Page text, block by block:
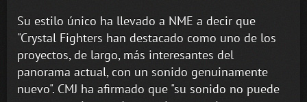
Su estilo único ha llevado a NME a decir que
"Crystal Fighters han destacado como uno de los
proyectos, de largo, más interesantes del
panorama actual, con un sonido genuinamente
nuevo". CMJ ha afirmado que "su sonido no puede